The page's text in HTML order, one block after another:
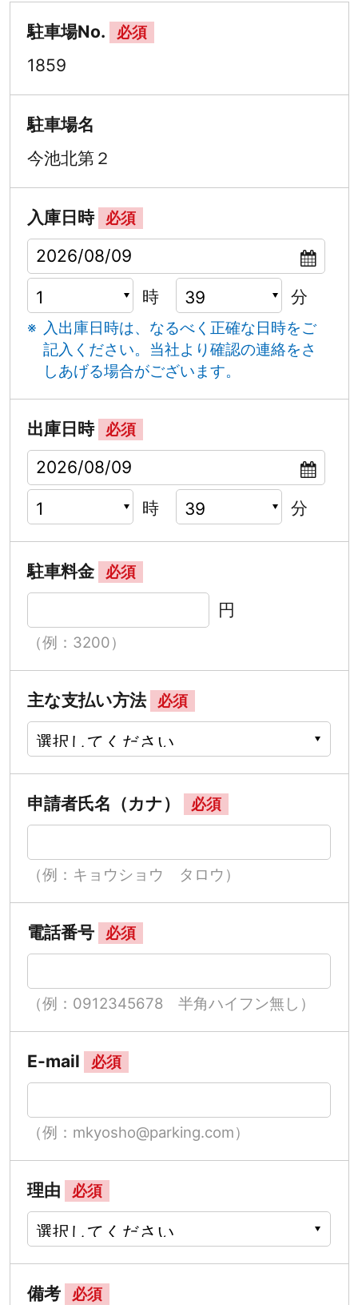
駐車場No. 必須
1859
駐車場名
今池北第２
入庫日時 必須
時 分
入出庫日時は、なるべく正確な日時をご
記入ください。 当社より確認の連絡をさ
しあげる場合がございます。
出庫日時 必須
時 分
駐車料金 必須
円
（例：3200）
主な支払い方法 必須
申請者氏名（カナ） 必須
（例：キョウショウ タロウ）
電話番号 必須
（例：0912345678 半角ハイフン無し）
E-mail 必須
（例：mkyosho@parking.com）
理由 必須
備考 必須